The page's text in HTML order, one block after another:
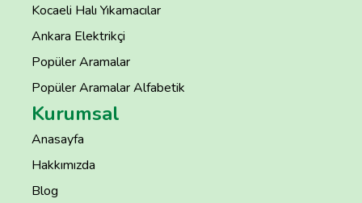
Kocaeli Halı Yıkamacılar
Ankara Elektrikçi
Popüler Aramalar
Popüler Aramalar Alfabetik
Kurumsal
Anasayfa
Hakkımızda
Blog